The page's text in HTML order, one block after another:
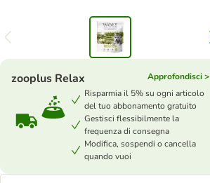
zooplus Relax
Approfondisci >
Risparmia il 5% su ogni articolo
del tuo abbonamento gratuito
Gestisci flessibilmente la
frequenza di consegna
Modifica, sospendi o cancella
quando vuoi